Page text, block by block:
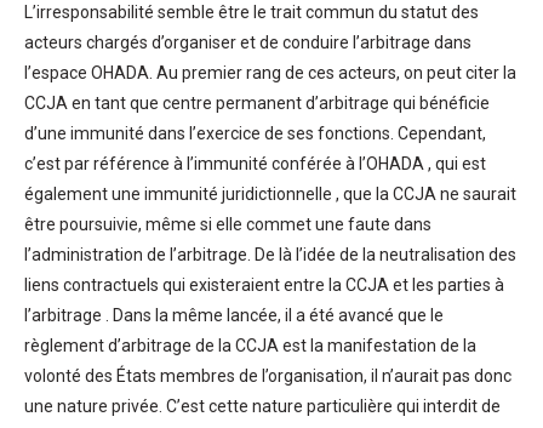
L’irresponsabilité semble être le trait commun du statut des
acteurs chargés d’organiser et de conduire l’arbitrage dans
l’espace OHADA. Au premier rang de ces acteurs, on peut citer la
CCJA en tant que centre permanent d’arbitrage qui bénéficie
d’une immunité dans l’exercice de ses fonctions. Cependant,
c’est par référence à l’immunité conférée à l’OHADA , qui est
également une immunité juridictionnelle , que la CCJA ne saurait
être poursuivie, même si elle commet une faute dans
l’administration de l’arbitrage. De là l’idée de la neutralisation des
liens contractuels qui existeraient entre la CCJA et les parties à
l’arbitrage . Dans la même lancée, il a été avancé que le
règlement d’arbitrage de la CCJA est la manifestation de la
volonté des États membres de l’organisation, il n’aurait pas donc
une nature privée. C’est cette nature particulière qui interdit de